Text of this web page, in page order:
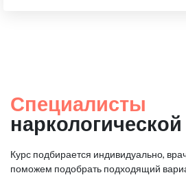
Специалисты
Курс подбирается индивидуально,
поможем подобрать подходящий